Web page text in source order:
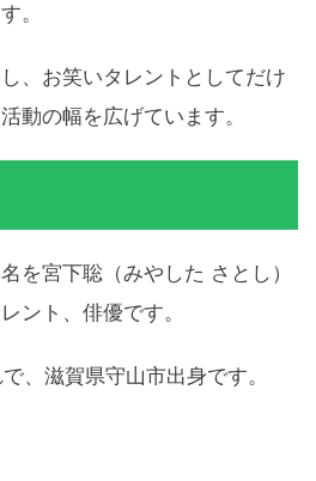
。
、お笑いタレントとしてだけ
動の幅を広げています。
を宮下聡（みやした さとし）
ント、俳優です。
、滋賀県守山市出身です。